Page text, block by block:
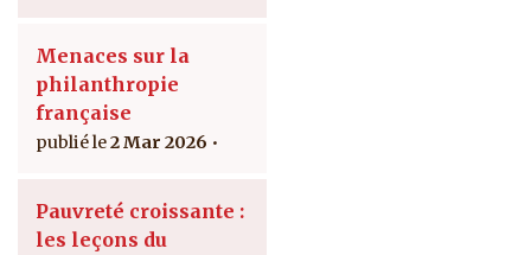
Menaces sur la
philanthropie
française
2 Mar 2026
Pauvreté croissante :
les leçons du